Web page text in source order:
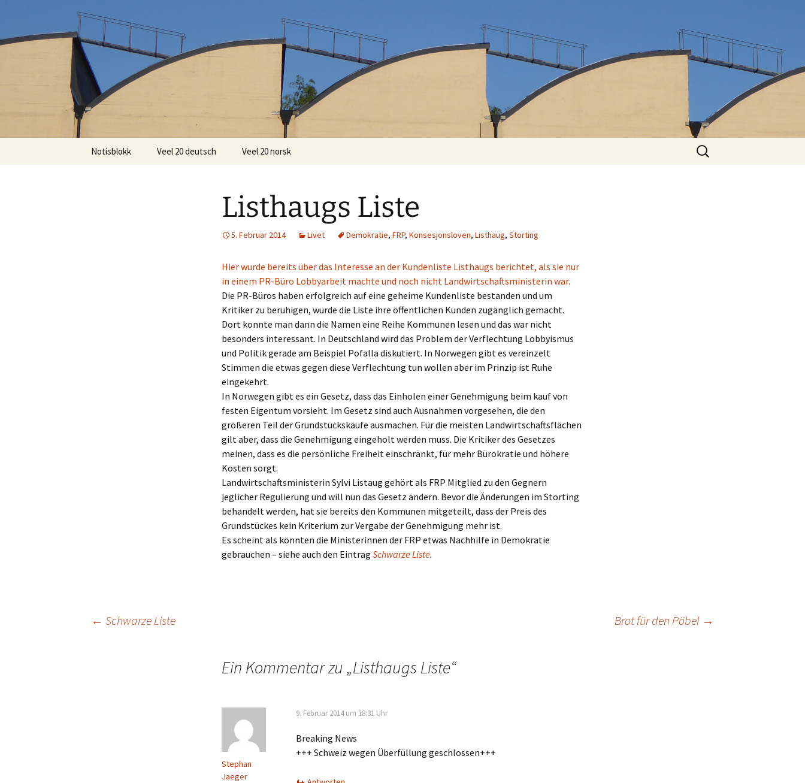
springen
Notisblokk Veel 20 deutsch Veel 20 norsk
Suchen
nach:
Listhaugs Liste
5. Februar 2014 Livet Demokratie, FRP, Konsesjonsloven, Listhaug, Storting
Hier wurde bereits über das Interesse an der Kundenliste Listhaugs berichtet, als sie nur
in einem PR-Büro Lobbyarbeit machte und noch nicht Landwirtschaftsministerin war.
Die PR-Büros haben erfolgreich auf eine geheime Kundenliste bestanden und um
Kritiker zu beruhigen, wurde die Liste ihre öffentlichen Kunden zugänglich gemacht.
Dort konnte man dann die Namen eine Reihe Kommunen lesen und das war nicht
besonders interessant. In Deutschland wird das Problem der Verflechtung Lobbyismus
und Politik gerade am Beispiel Pofalla diskutiert. In Norwegen gibt es vereinzelt
Stimmen die etwas gegen diese Verflechtung tun wollen aber im Prinzip ist Ruhe
eingekehrt.
In Norwegen gibt es ein Gesetz, dass das Einholen einer Genehmigung beim kauf von
festen Eigentum vorsieht. Im Gesetz sind auch Ausnahmen vorgesehen, die den
größeren Teil der Grundstückskäufe ausmachen. Für die meisten Landwirtschaftsflächen
gilt aber, dass die Genehmigung eingeholt werden muss. Die Kritiker des Gesetzes
meinen, dass es die persönliche Freiheit einschränkt, für mehr Bürokratie und höhere
Kosten sorgt.
Landwirtschaftsministerin Sylvi Listaug gehört als FRP Mitglied zu den Gegnern
jeglicher Regulierung und will nun das Gesetz ändern. Bevor die Änderungen im Storting
behandelt werden, hat sie bereits den Kommunen mitgeteilt, dass der Preis des
Grundstückes kein Kriterium zur Vergabe der Genehmigung mehr ist.
Es scheint als könnten die Ministerinnen der FRP etwas Nachhilfe in Demokratie
gebrauchen – siehe auch den Eintrag Schwarze Liste.
Beitragsnavigation
← Schwarze Liste Brot für den Pöbel →
Ein Kommentar zu „Listhaugs Liste“
Stephan
Jaeger
9. Februar 2014 um 18:31 Uhr
Breaking News
+++ Schweiz wegen Überfüllung geschlossen+++